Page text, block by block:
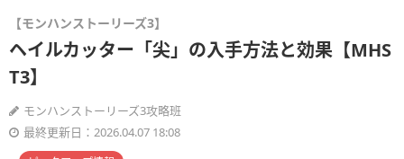
【モンハンストーリーズ3】
ヘイルカッター「尖」の入手方法と効果【MHS
T3】
モンハンストーリーズ3攻略班
最終更新日：2026.04.07 18:08